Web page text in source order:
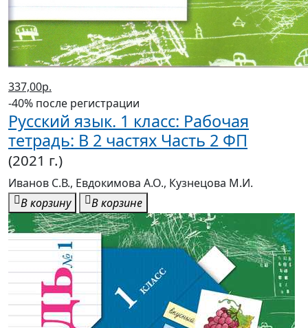
337,00р.
-40% после регистрации
Русский язык. 1 класс: Рабочая
тетрадь: В 2 частях Часть 2 ФП
(2021 г.)
Иванов С.В., Евдокимова А.О., Кузнецова М.И.
В корзину
В корзине